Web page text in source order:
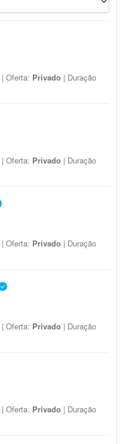
| Oferta: Privado | Duração
| Oferta: Privado | Duração
| Oferta: Privado | Duração
| Oferta: Privado | Duração
| Oferta: Privado | Duração